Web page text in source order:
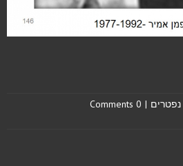
נפטרים |
0 Comments